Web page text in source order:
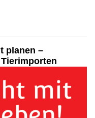
planen –